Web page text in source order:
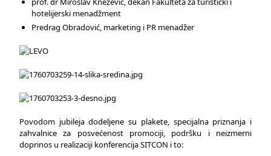
hotelijerski menadžment
Predrag Obradović, marketing i PR menadžer
Povodom jubileja dodeljene su plakete, specijalna priznanja i
zahvalnice za posvećenost promociji, podršku i neizmerni
doprinos u realizaciji konferencija SITCON i to: